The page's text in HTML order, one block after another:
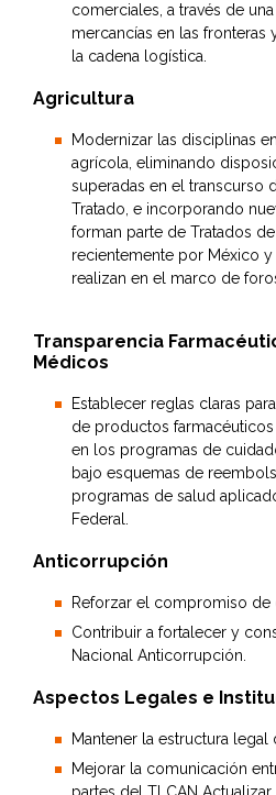
comerciales, a través de
mercancías en las
la cadena logística.
Agricultura
Modernizar las disciplinas
agrícola, eliminando
superadas en el transcurso
Tratado, e incorporando
forman parte de Tratados
recientemente por México
realizan en el marco de
Transparencia
Médicos
Establecer reglas claras
de productos
en los programas de
bajo esquemas de
programas de salud
Federal.
Anticorrupción
Reforzar el compromiso de
Contribuir a fortalecer y
Nacional Anticorrupción.
Aspectos Legales e
Mantener la estructura legal
Mejorar la comunicación